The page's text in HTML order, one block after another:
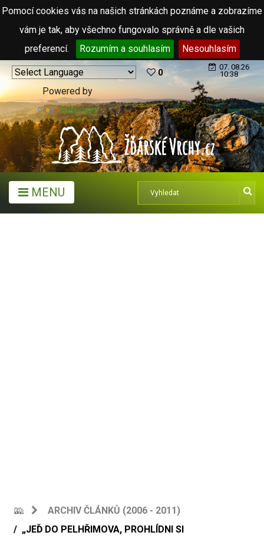
Pomocí cookies vás na našich stránkách poznáme a zobrazíme
vám je tak, aby všechno fungovalo správně a dle vašich
preferencí.
Rozumím a souhlasím Nesouhlasím
Powered by
Translate
0
07. 08.26
10:38
MENU
ARCHIV ČLÁNKŮ (2006 - 2011)
„JEĎ DO PELHŘIMOVA, PROHLÍDNI SI